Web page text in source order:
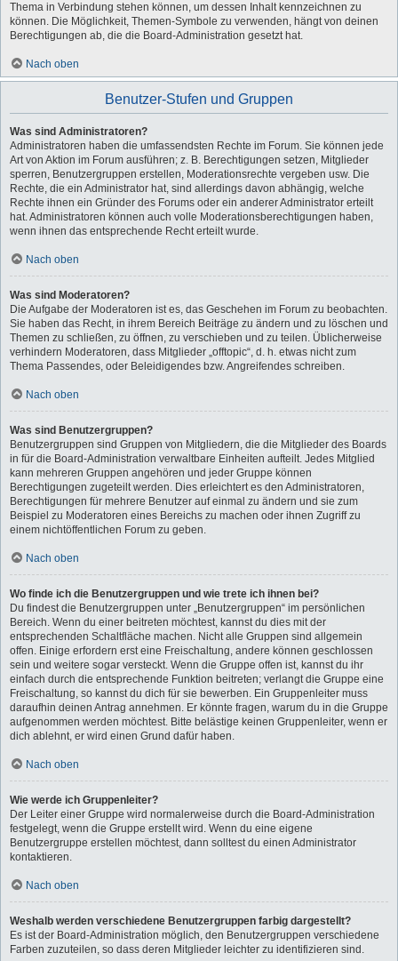
Thema in Verbindung stehen können, um dessen Inhalt kennzeichnen zu
können. Die Möglichkeit, Themen-Symbole zu verwenden, hängt von deinen
Berechtigungen ab, die die Board-Administration gesetzt hat.
Nach oben
Benutzer-Stufen und Gruppen
Was sind Administratoren?
Administratoren haben die umfassendsten Rechte im Forum. Sie können jede
Art von Aktion im Forum ausführen; z. B. Berechtigungen setzen, Mitglieder
sperren, Benutzergruppen erstellen, Moderationsrechte vergeben usw. Die
Rechte, die ein Administrator hat, sind allerdings davon abhängig, welche
Rechte ihnen ein Gründer des Forums oder ein anderer Administrator erteilt
hat. Administratoren können auch volle Moderationsberechtigungen haben,
wenn ihnen das entsprechende Recht erteilt wurde.
Nach oben
Was sind Moderatoren?
Die Aufgabe der Moderatoren ist es, das Geschehen im Forum zu beobachten.
Sie haben das Recht, in ihrem Bereich Beiträge zu ändern und zu löschen und
Themen zu schließen, zu öffnen, zu verschieben und zu teilen. Üblicherweise
verhindern Moderatoren, dass Mitglieder „offtopic“, d. h. etwas nicht zum
Thema Passendes, oder Beleidigendes bzw. Angreifendes schreiben.
Nach oben
Was sind Benutzergruppen?
Benutzergruppen sind Gruppen von Mitgliedern, die die Mitglieder des Boards
in für die Board-Administration verwaltbare Einheiten aufteilt. Jedes Mitglied
kann mehreren Gruppen angehören und jeder Gruppe können
Berechtigungen zugeteilt werden. Dies erleichtert es den Administratoren,
Berechtigungen für mehrere Benutzer auf einmal zu ändern und sie zum
Beispiel zu Moderatoren eines Bereichs zu machen oder ihnen Zugriff zu
einem nichtöffentlichen Forum zu geben.
Nach oben
Wo finde ich die Benutzergruppen und wie trete ich ihnen bei?
Du findest die Benutzergruppen unter „Benutzergruppen“ im persönlichen
Bereich. Wenn du einer beitreten möchtest, kannst du dies mit der
entsprechenden Schaltfläche machen. Nicht alle Gruppen sind allgemein
offen. Einige erfordern erst eine Freischaltung, andere können geschlossen
sein und weitere sogar versteckt. Wenn die Gruppe offen ist, kannst du ihr
einfach durch die entsprechende Funktion beitreten; verlangt die Gruppe eine
Freischaltung, so kannst du dich für sie bewerben. Ein Gruppenleiter muss
daraufhin deinen Antrag annehmen. Er könnte fragen, warum du in die Gruppe
aufgenommen werden möchtest. Bitte belästige keinen Gruppenleiter, wenn er
dich ablehnt, er wird einen Grund dafür haben.
Nach oben
Wie werde ich Gruppenleiter?
Der Leiter einer Gruppe wird normalerweise durch die Board-Administration
festgelegt, wenn die Gruppe erstellt wird. Wenn du eine eigene
Benutzergruppe erstellen möchtest, dann solltest du einen Administrator
kontaktieren.
Nach oben
Weshalb werden verschiedene Benutzergruppen farbig dargestellt?
Es ist der Board-Administration möglich, den Benutzergruppen verschiedene
Farben zuzuteilen, so dass deren Mitglieder leichter zu identifizieren sind.